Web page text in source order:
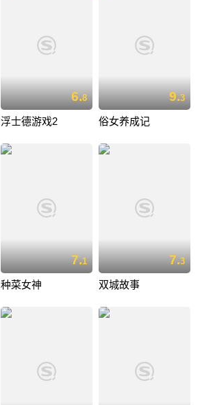
6.8
浮士德游戏2
9.3
俗女养成记
7.1
种菜女神
7.3
双城故事